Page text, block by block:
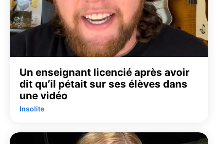
Un enseignant licencié après avoir
dit qu’il pétait sur ses élèves dans
une vidéo
Insolite